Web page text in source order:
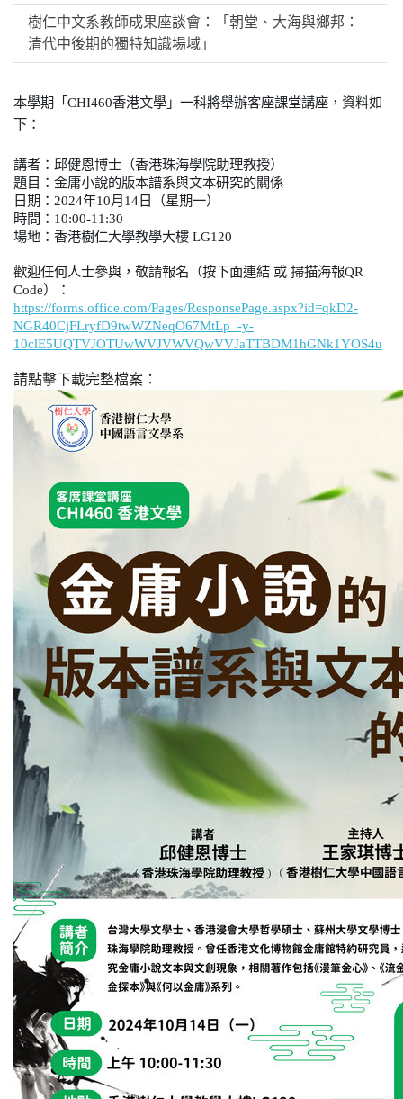
樹仁中文系教師成果座談會：「朝堂、大海與鄉邦：
清代中後期的獨特知識場域」
本學期「CHI460香港文學」一科將舉辦客座課堂講座，資料如
下 ：
講者：邱健恩博士（香港珠海學院助理教授）
題目：金庸小說的版本譜系與文本研究的關係
日期： 2024年10月 14日（星期一）
時間： 10:00-11:30
場地：香港樹仁大學教學大樓 LG120
歡迎任何人士參與，敬請報名（按下面連結 或 掃描海報QR
Code）：
https://forms.office.com/Pages/ResponsePage.aspx?id=qkD2-
NGR40CjFLryfD9twWZNeqO67MtLp_-y-
10clE5UQTVJOTUwWVJVWVQwVVJaTTBDM1hGNk1YOS4u
請點擊下載完整檔案：